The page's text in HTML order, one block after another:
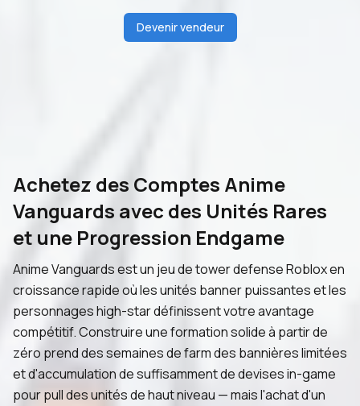
Devenir vendeur
Achetez des Comptes Anime
Vanguards avec des Unités Rares
et une Progression Endgame
Anime Vanguards est un jeu de tower defense Roblox en
croissance rapide où les unités banner puissantes et les
personnages high-star définissent votre avantage
compétitif. Construire une formation solide à partir de
zéro prend des semaines de farm des bannières limitées
et d'accumulation de suffisamment de devises in-game
pour pull des unités de haut niveau — mais l'achat d'un